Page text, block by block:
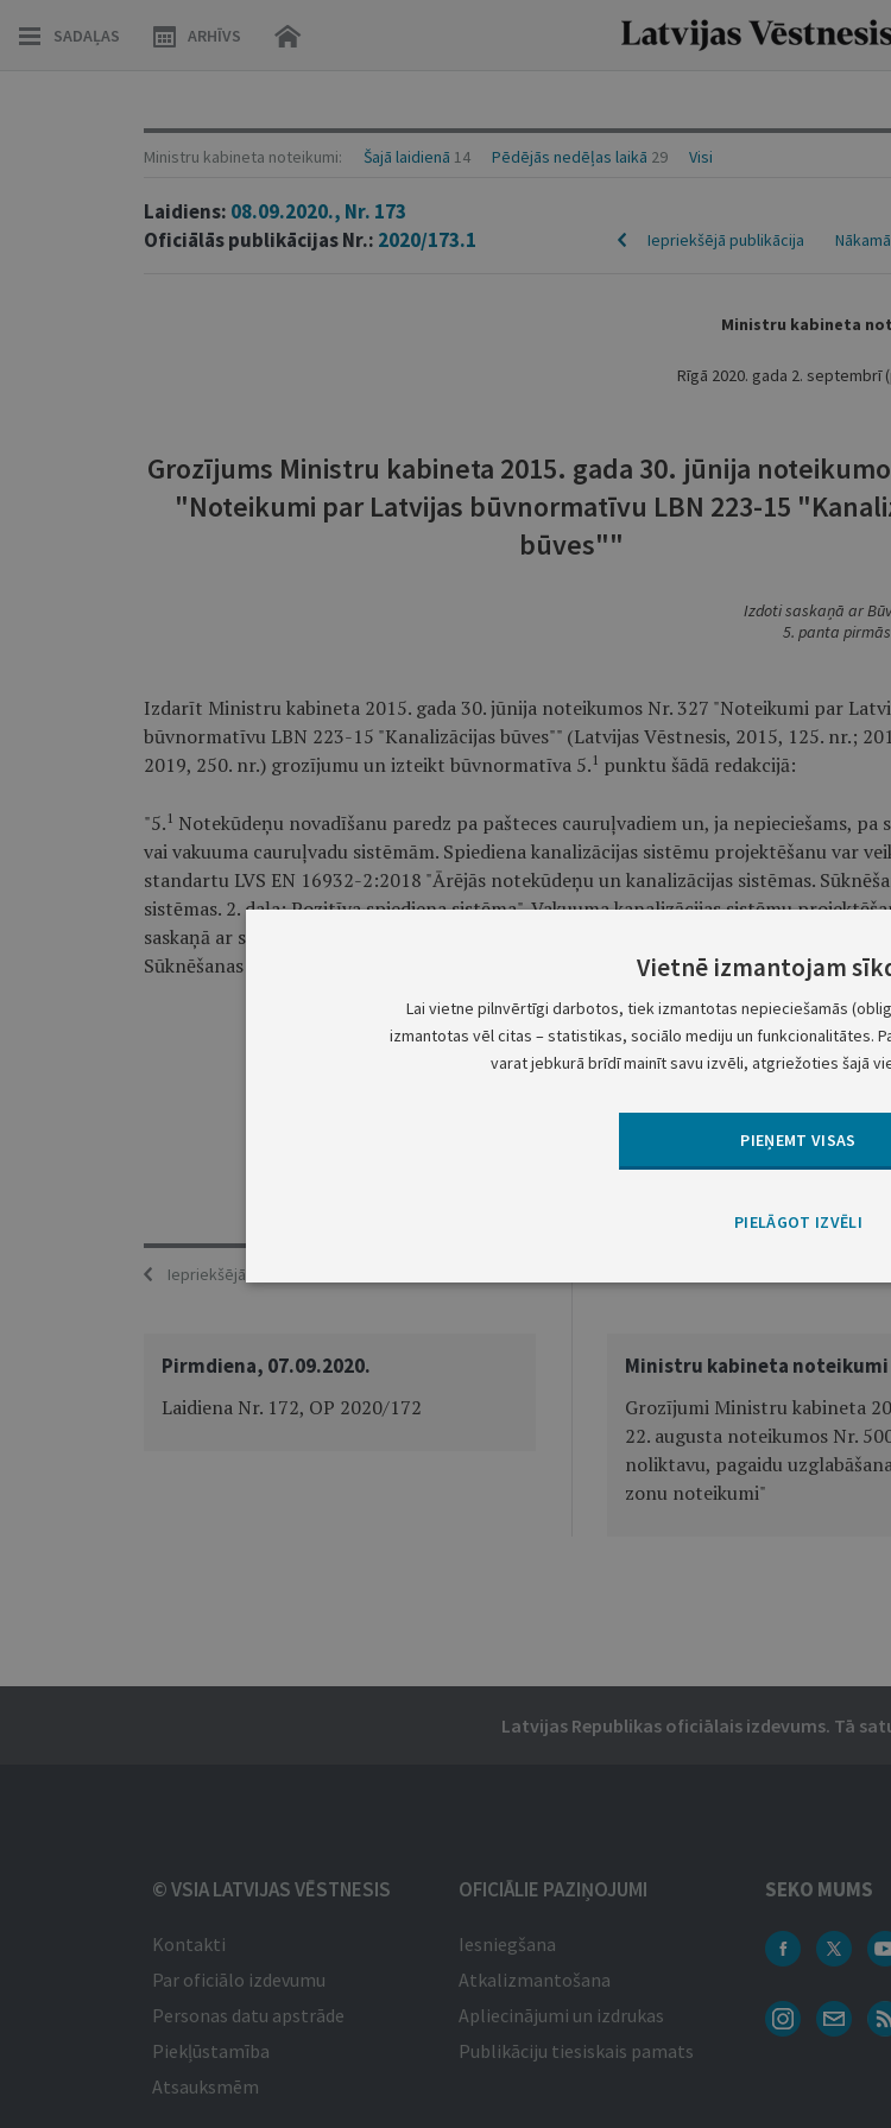
SADAĻAS ARHĪVS
Ministru kabineta noteikumi: Šajā laidienā 14 Pēdējās nedēļas laikā 29 Visi
Laidiens: 08.09.2020., Nr. 173
Oficiālās publikācijas Nr.: 2020/173.1 Iepriekšējā publikācija
Ministru kabineta
Rīgā 2020. gada 2. septembrī
Grozījums Ministru kabineta 2015. gada 30. jūnija
"Noteikumi par Latvijas būvnormatīvu LBN 223-15
būves""
Izdoti saskaņā ar
5. panta
Izdarīt Ministru kabineta 2015. gada 30. jūnija noteikumos Nr. 327 "Noteikumi par
būvnormatīvu LBN 223-15 "Kanalizācijas būves"" (Latvijas Vēstnesis, 2015, 125. nr.;
2019, 250. nr.) grozījumu un izteikt būvnormatīva 5. 1 punktu šādā redakcijā:
"5. 1 Notekūdeņu novadīšanu paredz pa pašteces cauruļvadiem un, ja nepieciešams, pa
vai vakuuma cauruļvadu sistēmām. Spiediena kanalizācijas sistēmu projektēšanu var
standartu LVS EN 16932-2:2018 "Ārējās notekūdeņu un kanalizācijas sistēmas.
sistēmas. 2. daļa: Pozitīva spiediena sistēma". Vakuuma kanalizācijas sistēmu
saskaņā ar standartu LVS EN 16932-3:2018 "Ārējās notekūdeņu un kanalizācijas
Sūknēšanas sistēmas. 3. daļa: Vakuuma sistēmas"."
Iepriekšējā
Pirmdiena, 07.09.2020.
Laidiena Nr. 172, OP 2020/172
Ministru kabineta noteikumi
Grozījumi Ministru kabineta
22. augusta noteikumos Nr.
noliktavu, pagaidu
zonu noteikumi"
Latvijas Republikas oficiālais izdevums. Tā
© VSIA LATVIJAS VĒSTNESIS
Kontakti
Par oficiālo izdevumu
Personas datu apstrāde
Piekļūstamība
Atsauksmēm
OFICIĀLIE PAZIŅOJUMI
Iesniegšana
Atkalizmantošana
Apliecinājumi un izdrukas
Publikāciju tiesiskais pamats
SEKO MUMS
Vietnē izmantojam
Lai vietne pilnvērtīgi darbotos, tiek izmantotas nepieciešamās
izmantotas vēl citas – statistikas, sociālo mediju un funkcionalitātes.
varat jebkurā brīdī mainīt savu izvēli, atgriežoties šajā
PIEŅEMT VISAS
PIELĀGOT IZVĒLI